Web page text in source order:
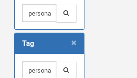
×
Tag